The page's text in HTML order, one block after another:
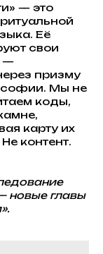
— это
Её
свои
—
призму
Мы не
коды,
карту их
контент.
новые главы